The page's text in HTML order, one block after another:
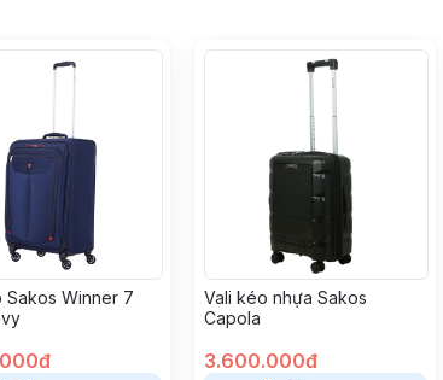
Sakos Winner 7
Vali kéo nhựa Sakos
Capola
3.600.000đ